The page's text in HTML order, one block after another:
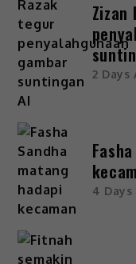
Zizan
2 Days
4 Days